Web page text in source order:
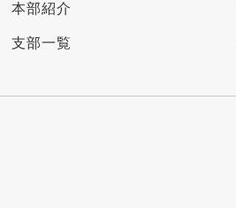
本部紹介
支部一覧